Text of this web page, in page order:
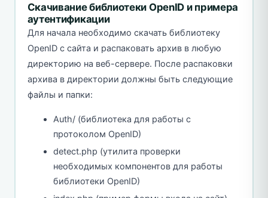
Скачивание библиотеки OpenID и примера
аутентификации
Для начала необходимо скачать библиотеку
OpenID с сайта и распаковать архив в любую
директорию на веб-сервере. После распаковки
архива в директории должны быть следующие
файлы и папки:
Auth/ (библиотека для работы с
протоколом OpenID)
detect.php (утилита проверки
необходимых компонентов для работы
библиотеки OpenID)